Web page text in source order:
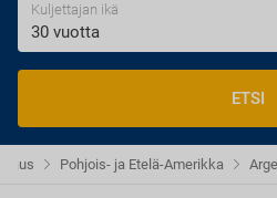
Kuljettajan ikä
30 vuotta
ETSI
Pohjois- ja Etelä-Amerikka